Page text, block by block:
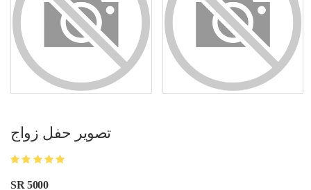
تصوير حفل زواج
SR 5000